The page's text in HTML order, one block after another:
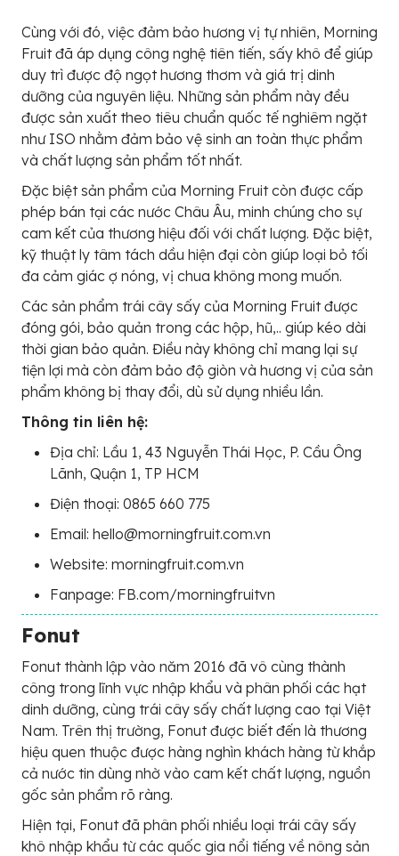
Cùng với đó, việc đảm bảo hương vị tự nhiên, Morning
Fruit đã áp dụng công nghệ tiên tiến, sấy khô để giúp
duy trì được độ ngọt hương thơm và giá trị dinh
dưỡng của nguyên liệu. Những sản phẩm này đều
được sản xuất theo tiêu chuẩn quốc tế nghiêm ngặt
như ISO nhằm đảm bảo vệ sinh an toàn thực phẩm
và chất lượng sản phẩm tốt nhất.
Đặc biệt sản phẩm của Morning Fruit còn được cấp
phép bán tại các nước Châu Âu, minh chúng cho sự
cam kết của thương hiệu đối với chất lượng. Đặc biệt,
kỹ thuật ly tâm tách dầu hiện đại còn giúp loại bỏ tối
đa cảm giác ợ nóng, vị chua không mong muốn.
Các sản phẩm trái cây sấy của Morning Fruit được
đóng gói, bảo quản trong các hộp, hũ,.. giúp kéo dài
thời gian bảo quản. Điều này không chỉ mang lại sự
tiện lợi mà còn đảm bảo độ giòn và hương vị của sản
phẩm không bị thay đổi, dù sử dụng nhiều lần.
Thông tin liên hệ:
Địa chỉ: Lầu 1, 43 Nguyễn Thái Học, P. Cầu Ông
Lãnh, Quận 1, TP HCM
Điện thoại: 0865 660 775
Email: hello@morningfruit.com.vn
Website: morningfruit.com.vn
Fanpage: FB.com/morningfruitvn
Fonut
Fonut thành lập vào năm 2016 đã vô cùng thành
công trong lĩnh vực nhập khẩu và phân phối các hạt
dinh dưỡng, cùng trái cây sấy chất lượng cao tại Việt
Nam. Trên thị trường, Fonut được biết đến là thương
hiệu quen thuộc được hàng nghìn khách hàng từ khắp
cả nước tin dùng nhờ vào cam kết chất lượng, nguồn
gốc sản phẩm rõ ràng.
Hiện tại, Fonut đã phân phối nhiều loại trái cây sấy
khô nhập khẩu từ các quốc gia nổi tiếng về nông sản